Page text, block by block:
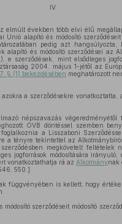
IV.
elmúlt években több elvi élű
Unió alapító és módosító
pedig azt hangsúlyozta,
alapító és módosító szerződései az
szerződések, mint elsődleges
2004. május 1-jétől az
§ (1) bekezdésében meghatározott
a szerződésekre
népszavazás
OVB döntéssel szemben
a Lisszaboni
a tényre tekintettel az
megkövetelt feltételek
jogforrások módosítására
vonatkoztathatja rá az Alkotmánynak
550.]
függvényében is kellett, hogy
módosító szerződéseit módosító